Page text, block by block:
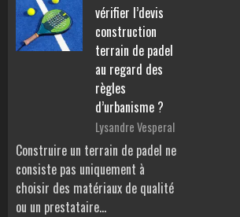
vérifier l’devis
construction
terrain de padel
au regard des
règles
d’urbanisme ?
Lysandre Vesperal
Construire un terrain de padel ne
consiste pas uniquement à
choisir des matériaux de qualité
ou un prestataire…